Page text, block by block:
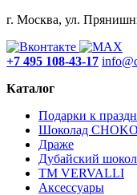
г. Москва, ул.
+7 495 108-43-17
Каталог
Подарки к
Шоколад
Драже
Дубайский
ТМ VERVALLI
Аксессуары